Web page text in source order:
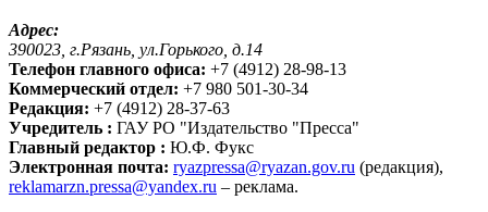
Адрес:
390023, г.Рязань, ул.Горького, д.14
Телефон главного офиса: +7 (4912) 28-98-13
Коммерческий отдел: +7 980 501-30-34
Редакция: +7 (4912) 28-37-63
Учредитель : ГАУ РО "Издательство "Пресса"
Главный редактор : Ю.Ф. Фукс
Электронная почта: ryazpressa@ryazan.gov.ru (редакция),
reklamarzn.pressa@yandex.ru – реклама.